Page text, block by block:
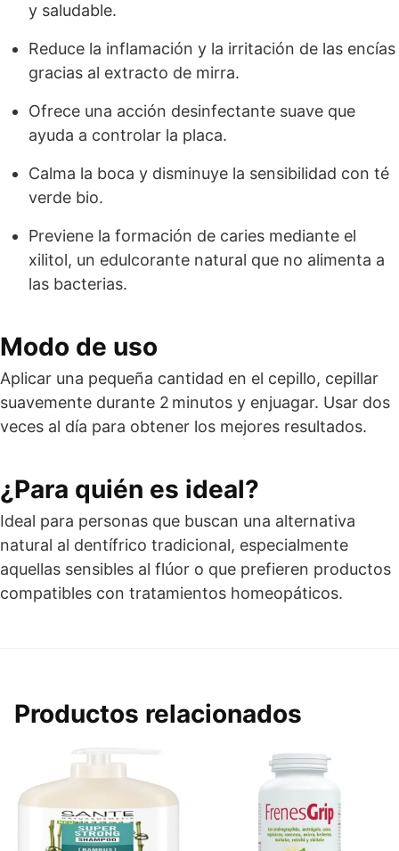
y saludable.
Reduce la inflamación y la irritación de las encías
gracias al extracto de mirra.
Ofrece una acción desinfectante suave que
ayuda a controlar la placa.
Calma la boca y disminuye la sensibilidad con té
verde bio.
Previene la formación de caries mediante el
xilitol, un edulcorante natural que no alimenta a
las bacterias.
Modo de uso
Aplicar una pequeña cantidad en el cepillo, cepillar
suavemente durante 2 minutos y enjuagar. Usar dos
veces al día para obtener los mejores resultados.
¿Para quién es ideal?
Ideal para personas que buscan una alternativa
natural al dentífrico tradicional, especialmente
aquellas sensibles al flúor o que prefieren productos
compatibles con tratamientos homeopáticos.
Productos relacionados